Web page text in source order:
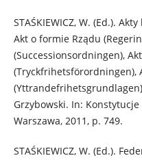
STAŚKIEWICZ, W. (Ed.).
Akt o formie Rządu
(Successionsordningen),
(Tryckfrihetsförordningen),
Grzybowski. In:
Warszawa, 2011, p. 749.
STAŚKIEWICZ, W. (Ed.).